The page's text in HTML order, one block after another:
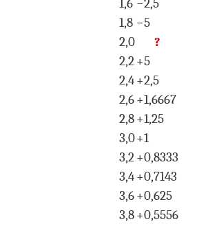
1,6 −2,5
1,8 −5
2,0
?
2,2+5
2,4+2,5
2,6+1,6667
2,8+1,25
3,0+1
3,2+0,8333
3,4+0,7143
3,6+0,625
3,8+0,5556